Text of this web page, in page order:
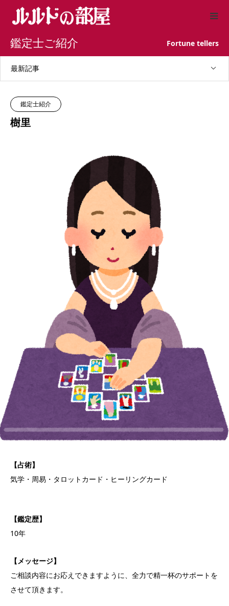
鑑定士ご紹介 Fortune tellers
最新記事
鑑定士紹介
樹里
【占術】
気学・周易・タロットカード・ヒーリングカード
【鑑定歴】
10年
【メッセージ】
ご相談内容にお応えできますように、全力で精一杯のサポートを
させて頂きます。